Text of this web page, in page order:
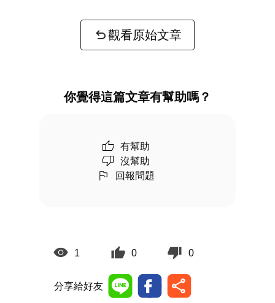
觀看原始文章
你覺得這篇文章有幫助嗎？
有幫助
沒幫助
回報問題
1 0 0
分享給好友